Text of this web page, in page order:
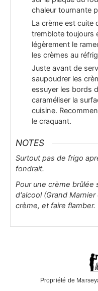
chaleur tournante
La crème est cuite
tremblote toujours
légèrement le
les crèmes au
Juste avant de
saupoudrer les
essuyer les bords
caraméliser la
cuisine.
le craquant.
NOTES
Surtout pas de frigo
fondrait.
Pour une crème brûlée
d'alcool (Grand
crème, et faire flamber.
Propriété de